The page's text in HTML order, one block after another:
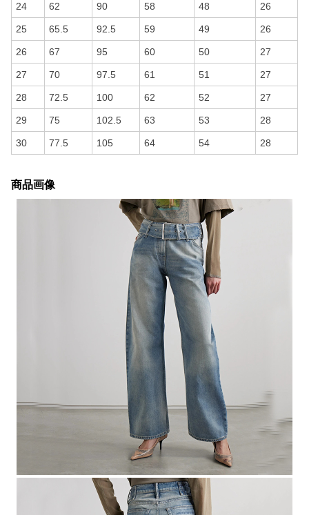
24 62 90 58 48 26
25 65.5 92.5 59 49 26
26 67 95 60 50 27
27 70 97.5 61 51 27
28 72.5 100 62 52 27
29 75 102.5 63 53 28
30 77.5 105 64 54 28
商品画像